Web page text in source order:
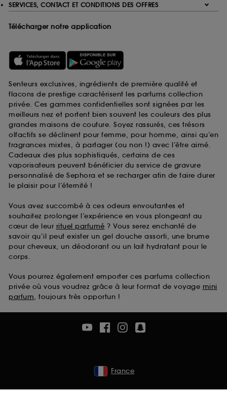
SERVICES, CONTACT ET CONDITIONS DES OFFRES
Télécharger notre application
Senteurs exclusives, ingrédients de première qualité et
flacons de prestige caractérisent les parfums collection
privée. Ces gammes confidentielles sont signées par les
meilleurs nez et portent bien souvent les couleurs des plus
grandes maisons de couture. Soyez rassurés, ces trésors
olfactifs se déclinent pour femme, pour homme, ainsi qu’en
fragrances mixtes, à partager (ou non !) avec l’être aimé.
Cadeaux des plus sophistiqués, certains de ces
vaporisateurs peuvent bénéficier du service de gravure
personnalisé de Sephora et se recharger afin de faire durer
le plaisir pour l’éternité !
Vous avez succombé à ces odeurs envoutantes et
souhaitez prolonger l’expérience en vous plongeant au
cœur de leur rituel parfumé ? Vous serez enchanté de
savoir qu’il peut exister un gel douche assorti, une brume
pour cheveux, un déodorant ou un lait hydratant pour le
corps.
Vous pourrez également emporter ces parfums collection
privée où vous voudrez grâce à leur format de voyage mini
parfum, toujours très opportun !
France